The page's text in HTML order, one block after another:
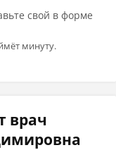
свой в форме
минуту.
врач